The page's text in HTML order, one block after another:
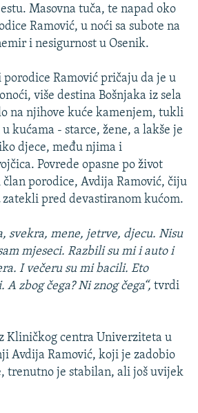
Masovna tuča, te napad oko
Ramović, u noći sa subote na
i nesigurnost u Osenik.
porodice Ramović pričaju da je u
više destina Bošnjaka iz sela
na njihove kuće kamenjem, tukli
kućama - starce, žene, a lakše je
djece, među njima i
Povrede opasne po život
porodice, Avdija Ramović, čiju
zatekli pred devastiranom kućom.
svekra, mene, jetrve, djecu. Nisu
mjeseci. Razbili su mi i auto i
I večeru su mi bacili. Eto
zbog čega? Ni znog čega“, tvrdi
Kliničkog centra Univerziteta u
Avdija Ramović, koji je zadobio
trenutno je stabilan, ali još uvijek